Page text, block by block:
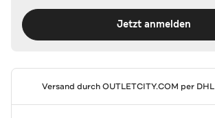
Jetzt anmelden
Versand durchOUTLETCITY.COM per DHL